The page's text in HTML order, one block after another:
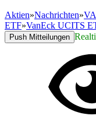
Aktien»Nachrichten»
ETF»VanEck UCITS
Push Mitteilungen